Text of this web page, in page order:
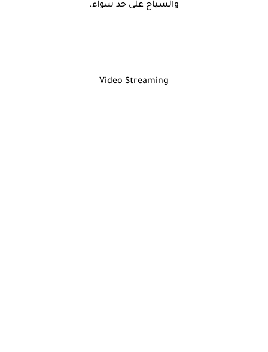
والسياح على حد سواء.
Video Streaming